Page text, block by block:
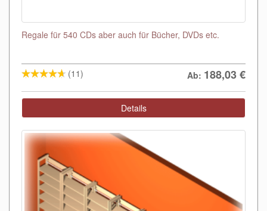
Regale für 540 CDs aber auch für Bücher, DVDs etc.
(11) Ab: 188,03€
Details